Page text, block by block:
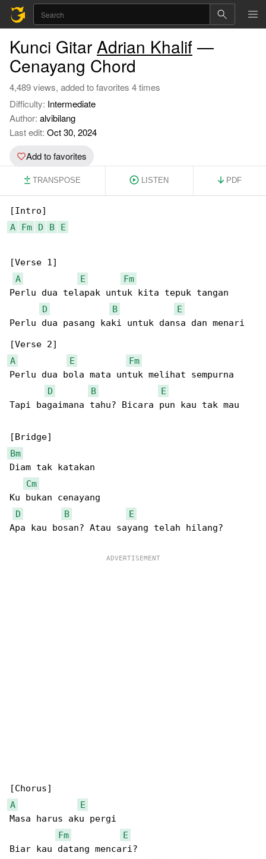
Kunci Gitar Adrian Khalif —
Cenayang Chord
4,489 views, added to favorites 4 times
Difficulty: Intermediate
Author: alvibilang
Last edit: Oct 30, 2024
Add to favorites
TRANSPOSE LISTEN PDF
A
Fm D B E
[Verse 1]
A
E
Fm
Perlu dua telapak untuk kita tepuk tangan
D
B
E
Perlu dua pasang kaki untuk dansa dan menari
A
E
Fm
Perlu dua bola mata untuk melihat sempurna
D
B
E
Tapi bagaimana tahu? Bicara pun kau tak mau
Bm
Diam tak katakan
Cm
Ku bukan cenayang
D
B
E
Apa kau bosan? Atau sayang telah hilang?
A
E
Masa harus aku pergi
Fm
E
Biar kau datang mencari?